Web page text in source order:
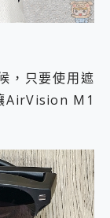
，只要使用遮
AirVision M1